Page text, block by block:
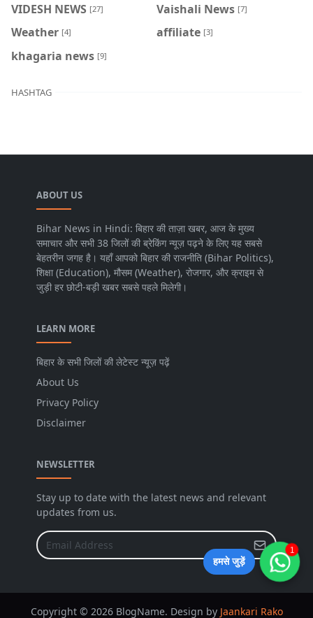
VIDESH NEWS [27] Vaishali News [7]
Weather [4] affiliate [3]
khagaria news [9]
HASHTAG
ABOUT US
Bihar News in Hindi: बिहार की ताज़ा खबर, आज के मुख्य
समाचार और सभी 38 जिलों की ब्रेकिंग न्यूज़ पढ़ने के लिए यह सबसे
बेहतरीन जगह है। यहाँ आपको बिहार की राजनीति (Bihar Politics),
शिक्षा (Education), मौसम (Weather), रोजगार, और क्राइम से
जुड़ी हर छोटी-बड़ी खबर सबसे पहले मिलेगी।
LEARN MORE
बिहार के सभी जिलों की लेटेस्ट न्यूज़ पढ़ें
About Us
Privacy Policy
Disclaimer
NEWSLETTER
Stay up to date with the latest news and relevant
updates from us.
Copyright © 2026 BlogName. Design by Jaankari Rako
हमसे जुड़ें
1